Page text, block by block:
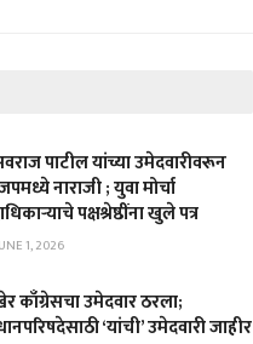
पाटील यांच्या उमेदवारीवरून
नाराजी ; युवा मोर्चा
पक्षश्रेष्ठींना खुले पत्र
1, 2026
काँग्रेसचा उमेदवार ठरला;
‘यांची’ उमेदवारी जाहीर